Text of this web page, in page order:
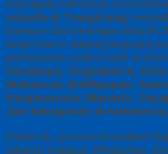
Kemajuan teknologi
wisuda di Tangerang
kampus dari berbagai wilayah
tanpa harus datang langsung
pemesanan online hadir di
Surabaya, Yogyakarta,
Makassar, Balikpapan,
Banjarmasin, Manado,
dan kabupaten di Indonesia.
Selain itu, proses konsultasi
telepon maupun WhatsApp.